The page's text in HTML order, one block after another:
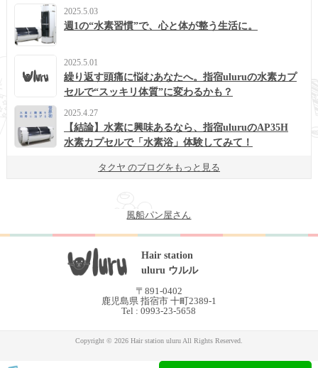
2025.5.03
週1の“水素習慣”で、心と体が整う生活に。
2025.5.01
繰り返す頭痛に悩むあなたへ。指宿uluruの水素カプ
セルで“スッキリ体質”に変わるかも？
2025.4.27
【結論】水素に興味あるなら、指宿uluruのAP35H
水素カプセルで「水素浴」体験してみて！
タクヤ のブログをもっと見る
風船パン屋さん
Hair station
uluru ウルル
〒891-0402
鹿児島県 指宿市 十町2389-1
Tel : 0993-23-5658
Copyright © 2026 Hair station uluru All Rights Reserved.